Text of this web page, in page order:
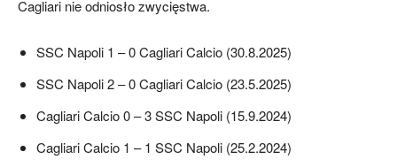
Cagliari nie odniosło zwycięstwa.
SSC Napoli 1 – 0 Cagliari Calcio (30.8.2025)
SSC Napoli 2 – 0 Cagliari Calcio (23.5.2025)
Cagliari Calcio 0 – 3 SSC Napoli (15.9.2024)
Cagliari Calcio 1 – 1 SSC Napoli (25.2.2024)